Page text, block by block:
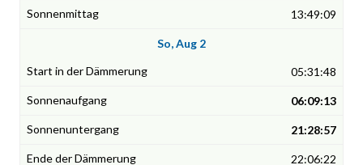
13:49:09
So, Aug 2
05:31:48
06:09:13
21:28:57
22:06:22